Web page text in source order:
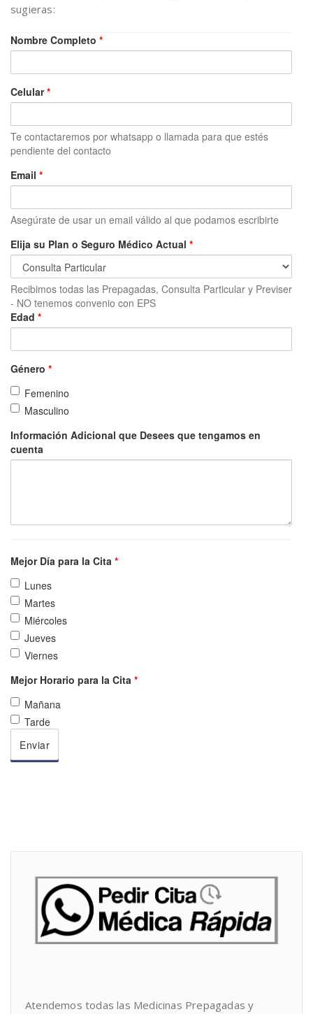
sugieras:
Nombre Completo *
Celular*
Te contactaremos por whatsapp o llamada para que estés
pendiente del contacto
Email *
Asegúrate de usar un email válido al que podamos escribirte
Elija su Plan o Seguro Médico Actual *
Recibimos todas las Prepagadas, Consulta Particular y Previser
- NO tenemos convenio con EPS
Edad *
Género *
Femenino
Masculino
Información Adicional que Desees que tengamos en
cuenta
Mejor Día para la Cita *
Lunes
Martes
Miércoles
Jueves
Viernes
Mejor Horario para la Cita *
Mañana
Tarde
Atendemos todas las Medicinas Prepagadas y